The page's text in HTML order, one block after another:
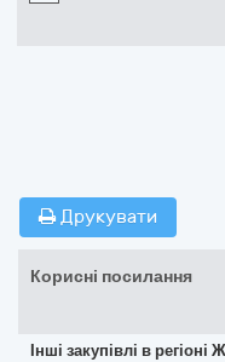
Друкувати
Корисні посилання
Інші закупівлі в